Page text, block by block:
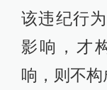
该违纪行
影响，才
响，则不构